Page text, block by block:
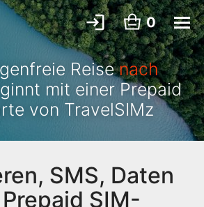
0
Reisenach
mit einer Prepaid
von TravelSIMz
SMS, Daten
SIM-